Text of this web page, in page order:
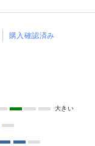
購入確認済み
大きい